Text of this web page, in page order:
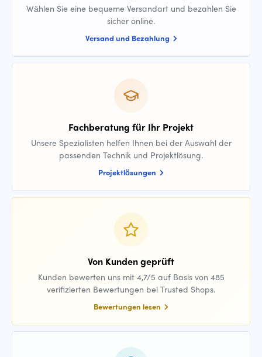
Wählen Sie eine bequeme Versandart und bezahlen Sie
sicher online.
Versand und Bezahlung
Fachberatung für Ihr Projekt
Unsere Spezialisten helfen Ihnen bei der Auswahl der
passenden Technik und Projektlösung.
Projektlösungen
Von Kunden geprüft
Kunden bewerten uns mit 4,7/5 auf Basis von 485
verifizierten Bewertungen bei Trusted Shops.
Bewertungen lesen